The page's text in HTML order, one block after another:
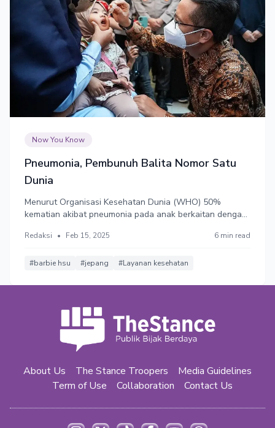
Now You Know
Pneumonia, Pembunuh Balita Nomor Satu
Dunia
Menurut Organisasi Kesehatan Dunia (WHO) 50%
kematian akibat pneumonia pada anak berkaitan dengan
Redaksi • Feb 15, 2025 6 min read
#barbie hsu #jepang #Layanan kesehatan
About Us The Stance Troopers
Media Guidelines
Term of Use
Collaboration Contact Us